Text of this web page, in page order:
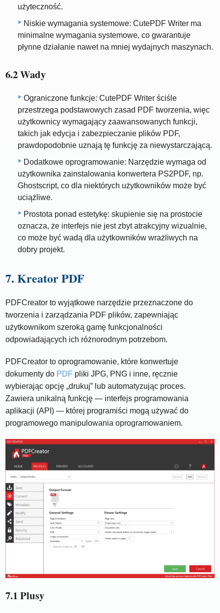
użyteczność.
Niskie wymagania systemowe: CutePDF Writer ma
minimalne wymagania systemowe, co gwarantuje
płynne działanie nawet na mniej wydajnych maszynach.
6.2 Wady
Ograniczone funkcje: CutePDF Writer ściśle
przestrzega podstawowych zasad PDF tworzenia, więc
użytkownicy wymagający zaawansowanych funkcji,
takich jak edycja i zabezpieczanie plików PDF,
prawdopodobnie uznają tę funkcję za niewystarczającą.
Dodatkowe oprogramowanie: Narzędzie wymaga od
użytkownika zainstalowania konwertera PS2PDF, np.
Ghostscript, co dla niektórych użytkowników może być
uciążliwe.
Prostota ponad estetykę: skupienie się na prostocie
oznacza, że ​​interfejs nie jest zbyt atrakcyjny wizualnie,
co może być wadą dla użytkowników wrażliwych na
dobry projekt.
7. Kreator PDF
PDFCreator to wyjątkowe narzędzie przeznaczone do
tworzenia i zarządzania PDF plików, zapewniając
użytkownikom szeroką gamę funkcjonalności
odpowiadających ich różnorodnym potrzebom.
PDFCreator to oprogramowanie, które konwertuje
dokumenty do PDF pliki JPG, PNG i inne, ręcznie
wybierając opcję „drukuj” lub automatyzując proces.
Zawiera unikalną funkcję — interfejs programowania
aplikacji (API) — której programiści mogą używać do
programowego manipulowania oprogramowaniem.
7.1 Plusy